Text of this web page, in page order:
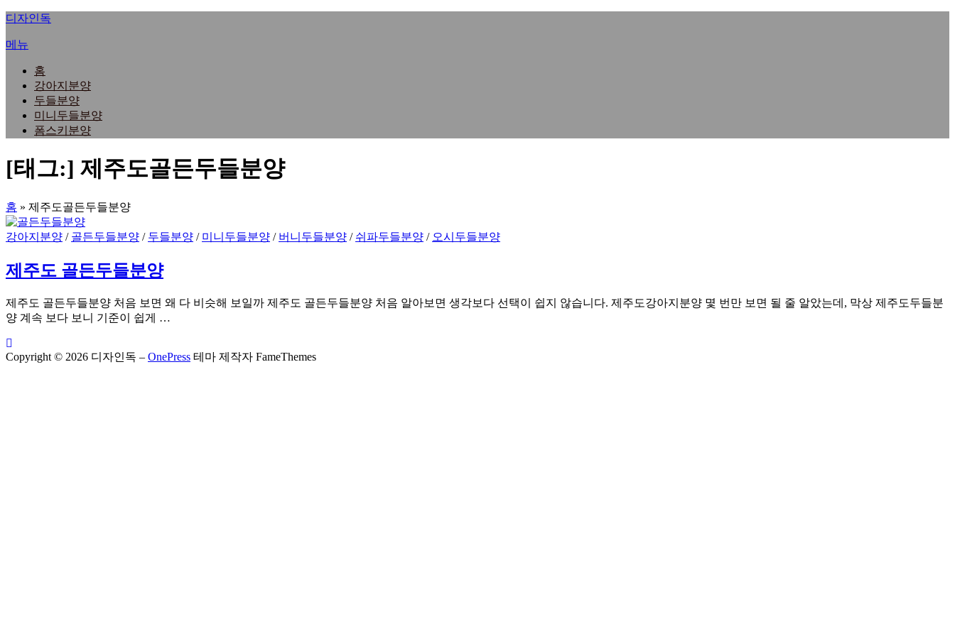
내
으
디자인독
메뉴
홈
강아지분양
두들분양
미니두들분양
폼스키분양
[태그:] 제주도골든두들분양
홈 » 제주도골든두들분양
강아지분양 / 골든두들분양 / 두들분양 / 미니두들분양 / 버니두들분양 / 쉬파두들분양 / 오시두들분양
제주도 골든두들분양
제주도 골든두들분양 처음 보면 왜 다 비슷해 보일까 제주도 골든두들분양 처음 알아보면 생각보다 선택이 쉽지 않습니다. 제주도강아지분양 몇 번만 보면 될 줄 알았는데, 막상 제주도두들분
양 계속 보다 보니 기준이 쉽게 …
Copyright © 2026 디자인독 – OnePress 테마 제작자 FameThemes